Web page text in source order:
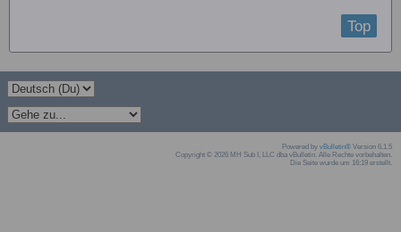
Top
Powered by vBulletin® Version 6.1.5
Copyright © 2026 MH Sub I, LLC dba vBulletin. Alle Rechte vorbehalten.
Die Seite wurde um 16:19 erstellt.